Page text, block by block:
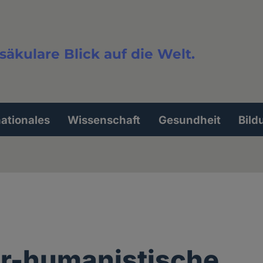
Blick auf die Welt.
Wissenschaft Gesundheit